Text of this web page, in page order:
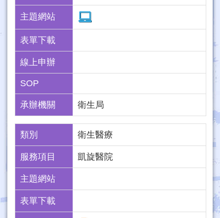
主題網站
表單下載
線上申辦
SOP
承辦機關 衛生局
類別 衛生醫療
服務項目 凱旋醫院
主題網站
表單下載